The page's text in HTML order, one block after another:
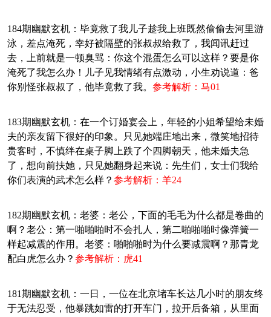
184期幽默玄机：毕竟救了我儿子趁我上班既然偷偷去河里游
泳，差点淹死，幸好被隔壁的张叔叔给救了，我闻讯赶过
去，上前就是一顿臭骂：你这个混蛋怎么可以这样？要是你
淹死了我怎么办！儿子见我情绪有点激动，小生劝说道：爸
你别怪张叔叔了，他毕竟救了我。 参考解析：马01
183期幽默玄机：在一个订婚宴会上，年轻的小姐希望给未婚
夫的亲友留下很好的印象。只见她端庄地出来，微笑地招待
贵客时，不慎绊在桌子脚上跌了个四脚朝天，他未婚夫急
了，想向前扶她，只见她翻身起来说：先生们，女士们我给
你们表演的武术怎么样？ 参考解析：羊24
182期幽默玄机：老婆：老公，下面的毛毛为什么都是卷曲的
啊？老公：第一啪啪啪时不会扎人，第二啪啪啪时像弹簧一
样起减震的作用。老婆：啪啪啪时为什么要减震啊？那青龙
配白虎怎么办？ 参考解析：虎41
181期幽默玄机：一日，一位在北京堵车长达几小时的朋友终
于无法忍受，他暴跳如雷的打开车门，拉开后备箱，从里面